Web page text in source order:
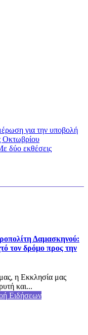
για την υποβολή
Οκτωβρίου
δύο εκθέσεις
Δαμασκηνού:
τον δρόμο προς την
η Εκκλησία μας
και...
Ειδήσεων